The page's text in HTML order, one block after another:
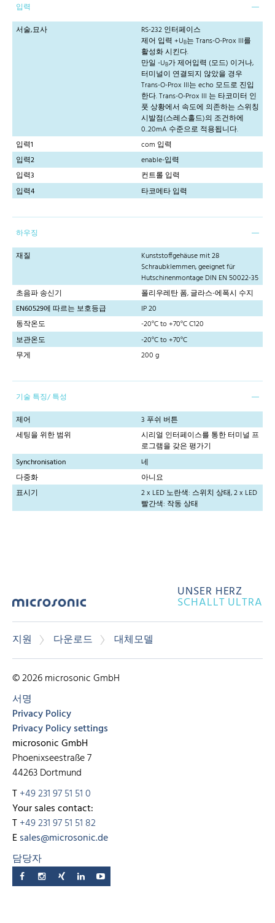
입력
서술,묘사
RS-232 인터페이스
제어 입력 +UB는 Trans-O-Prox III를
활성화 시킨다.
만일 -UB가 제어입력 (모드) 이거나,
터미널이 연결되지 않았을 경우
Trans-O-Prox III는 echo 모드로 진입
한다. Trans-O-Prox III 는 타코미터 인
풋 상황에서 속도에 의존하는 스위칭
시발점(스레스홀드)의 조건하에
0..20mA 수준으로 적용됩니다.
입력1
com 입력
입력2
enable-입력
입력3
컨트롤 입력
입력4
타코메타 입력
하우징
재질
Kunststoffgehäuse mit 28
Schraubklemmen, geeignet für
Hutschinenmontage DIN EN 50022-35
초음파 송신기
폴리우레탄 폼, 글라스-에폭시 수지
EN60529에 따르는 보호등급
IP 20
동작온도
-20°C to +70°C C120
보관온도
-20°C to +70°C
무게
200 g
기술 특징/ 특성
제어
3 푸쉬 버튼
세팅을 위한 범위
시리얼 인터페이스를 통한 터미널 프
로그램을 갖은 평가기
Synchronisation
네
다중화
아니요
표시기
2 x LED 노란색: 스위치 상태, 2 x LED
빨간색: 작동 상태
UNSER HERZ
SCHALLT ULTRA
지원 다운로드 대체모델
© 2026 microsonic GmbH
서명
Privacy Policy
Privacy Policy settings
microsonic GmbH
Phoenixseestraße 7
44263 Dortmund
T+49 231 97 51 51 0
Your sales contact:
T+49 231 97 51 51 82
Esales@microsonic.de
담당자